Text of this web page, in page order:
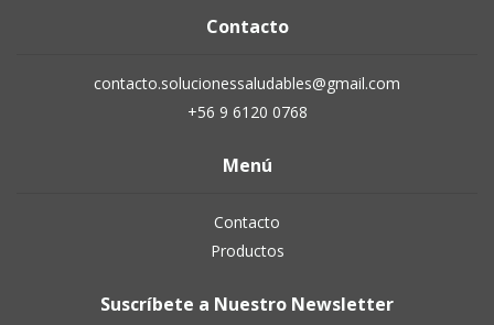
Contacto
contacto.solucionessaludables@gmail.com
+56 9 6120 0768
Menú
Contacto
Productos
Suscríbete a Nuestro Newsletter